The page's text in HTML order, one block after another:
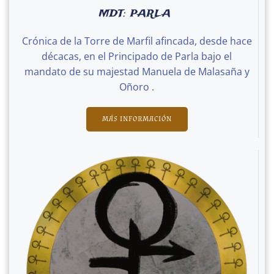
MDT: PARLA
Crónica de la Torre de Marfil afincada, desde hace
décacas, en el Principado de Parla bajo el
mandato de su majestad Manuela de Malasaña y
Oñoro .
MÁS INFORMACIÓN